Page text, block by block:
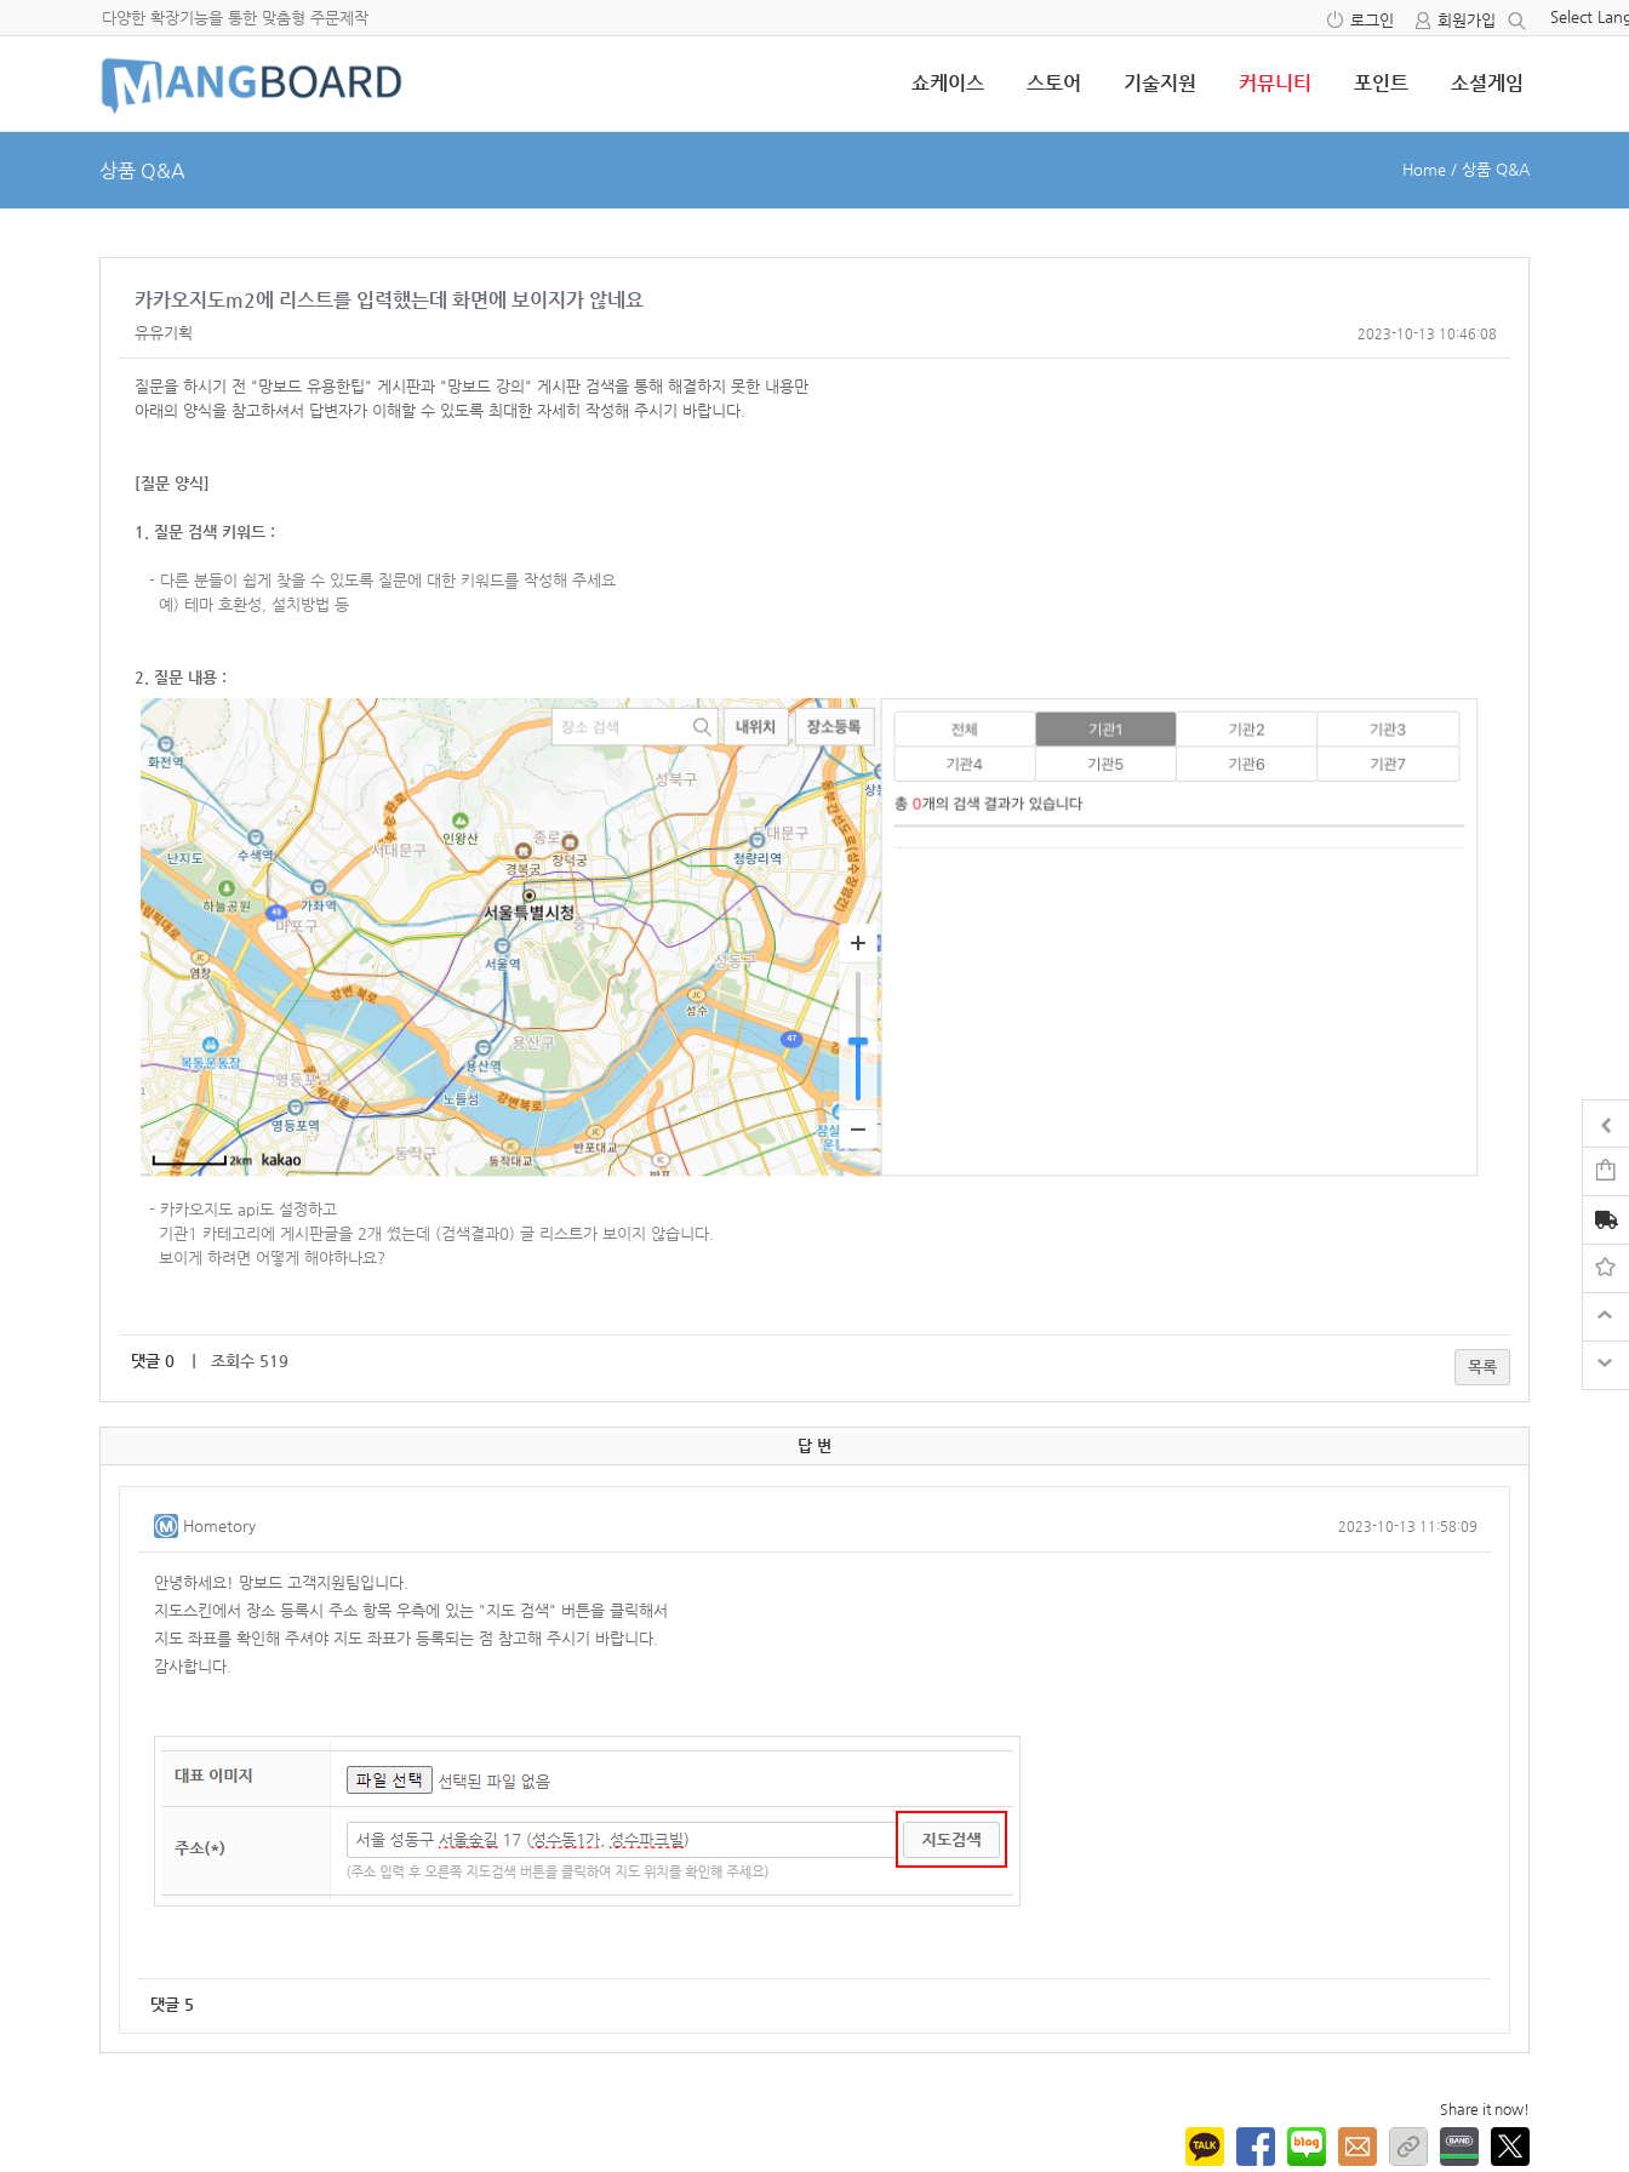
다양한 확장기능을 통한 맞춤형 주문제작 Select
로그인 회원가입
쇼케이스 스토어 기술지원 커뮤니티 포인트 소셜게임
상품 Q&A Home / 상품 Q&A
카카오지도m2에 리스트를 입력했는데 화면에 보이지가 않네요
유유기획 2023-10-13 10:46:08
질문을 하시기 전 "망보드 유용한팁" 게시판과 "망보드 강의" 게시판 검색을 통해 해결하지 못한 내용만
아래의 양식을 참고하셔서 답변자가 이해할 수 있도록 최대한 자세히 작성해 주시기 바랍니다.
[질문 양식]
1. 질문 검색 키워드 :
- 다른 분들이 쉽게 찾을 수 있도록 질문에 대한 키워드를 작성해 주세요
예) 테마 호환성, 설치방법 등
2. 질문 내용 :
- 카카오지도 api도 설정하고
기관1 카테고리에 게시판글을 2개 썼는데 (검색결과0) 글 리스트가 보이지 않습니다.
보이게 하려면 어떻게 해야하나요?
댓글 0 ｜ 조회수 519 목록
답 변
Hometory 2023-10-13 11:58:09
안녕하세요! 망보드 고객지원팀입니다.
지도스킨에서 장소 등록시 주소 항목 우측에 있는 "지도 검색" 버튼을 클릭해서
지도 좌표를 확인해 주셔야 지도 좌표가 등록되는 점 참고해 주시기 바랍니다.
감사합니다.
댓글 5
Share it now!